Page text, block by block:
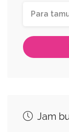
Para
Jam